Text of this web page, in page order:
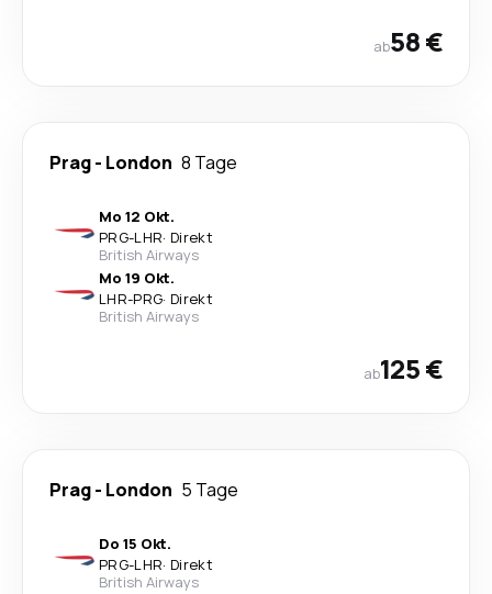
ab58 €
Prag- London 8 Tage
Mo 12 Okt.
PRG-LHR· Direkt
British Airways
Mo 19 Okt.
LHR-PRG· Direkt
British Airways
ab125 €
Prag- London 5 Tage
Do 15 Okt.
PRG-LHR· Direkt
British Airways